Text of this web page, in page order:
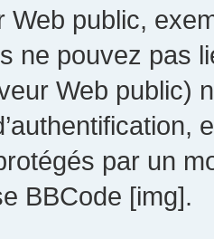
Web public,
ne pouvez pas
Web public)
par un
BBCode [img].